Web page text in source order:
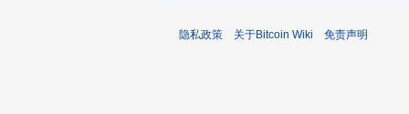
隐私政策 关于Bitcoin Wiki 免责声明